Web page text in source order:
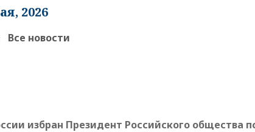
2026
Все новости
избран Президент Российского общества